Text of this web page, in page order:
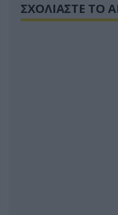
ΣΧΟΛΙΑΣΤΕ ΤΟ